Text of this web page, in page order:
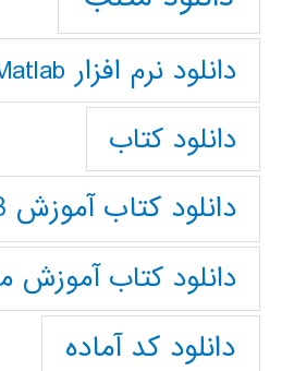
دانلود نرم افزار Matlab
دانلود کتاب
دانلود کتاب آموزش MATLAB
دانلود کتاب آموزش
دانلود کد آماده